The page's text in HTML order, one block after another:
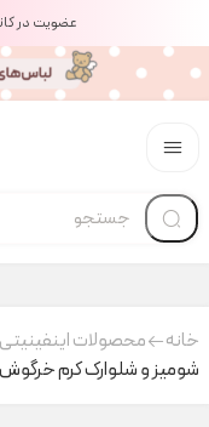
عضویت در
خانه محصولات
شومیز و شلوارک کرم خرگوش AvA کد H000718